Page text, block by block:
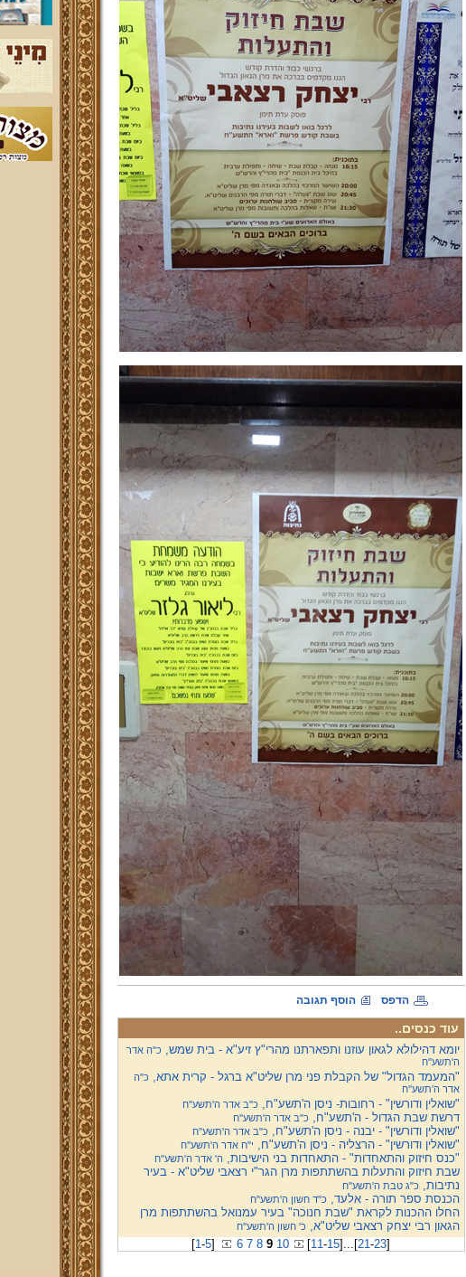
הדפס הוסף תגובה
עוד כנסים..
יומא דהילולא לגאון עוזנו ותפארתנו מהרי"ץ זיע"א - בית שמש,כ"ה אדר
ה'תשע''ח
"המעמד הגדול" של הקבלת פני מרן שליט"א ברגל - קרית אתא,כ"ה
אדר ה'תשע''ח
"שואלין ודורשין" - רחובות- ניסן ה'תשע"ח,כ"ב אדר ה'תשע''ח
דרשת שבת הגדול - ה'תשע"ח,כ"ב אדר ה'תשע''ח
"שואלין ודורשין" - יבנה - ניסן ה'תשע"ח,כ"ב אדר ה'תשע''ח
"שואלין ודורשין" - הרצליה - ניסן ה'תשע"ח, י"ח אדר ה'תשע''ח
"כנס חיזוק והתאחדות" - התאחדות בני הישיבות, ה' אדר ה'תשע''ח
שבת חיזוק והתעלות בהשתתפות מרן הגר"י רצאבי שליט"א - בעיר
נתיבות,כ"ג טבת ה'תשע''ח
הכנסת ספר תורה - אלעד,כ"ד חשון ה'תשע''ח
החלו ההכנות לקראת "שבת חנוכה" בעיר עמנואל בהשתתפות מרן
הגאון רבי יצחק רצאבי שליט"א,כ' חשון ה'תשע''ח
[1-5] 6 7 8 9 10 [11-15] ... [21-23]